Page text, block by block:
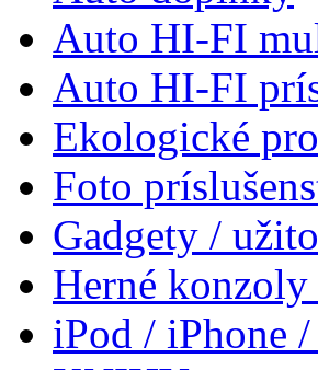
Auto HI-FI
Auto HI-FI
Ekologické
Foto
Gadgety /
Herné
iPod / iPhone